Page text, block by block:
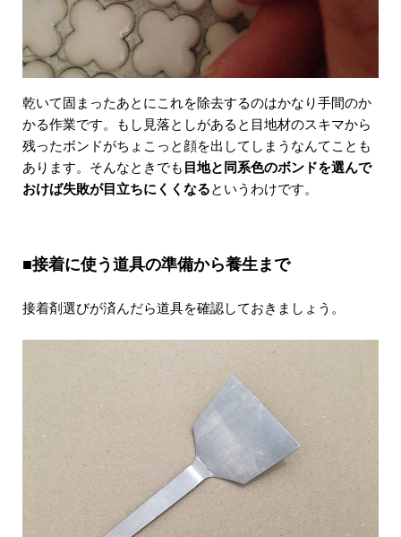
乾いて固まったあとにこれを除去するのはかなり手間のか
かる作業です。もし見落としがあると目地材のスキマから
残ったボンドがちょこっと顔を出してしまうなんてことも
あります。そんなときでも 目地と同系色のボンドを選んで
おけば失敗が目立ちにくくなるというわけです。
■接着に使う道具の準備から養生まで
接着剤選びが済んだら道具を確認しておきましょう。